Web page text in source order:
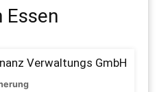
Essen
Verwaltungs GmbH